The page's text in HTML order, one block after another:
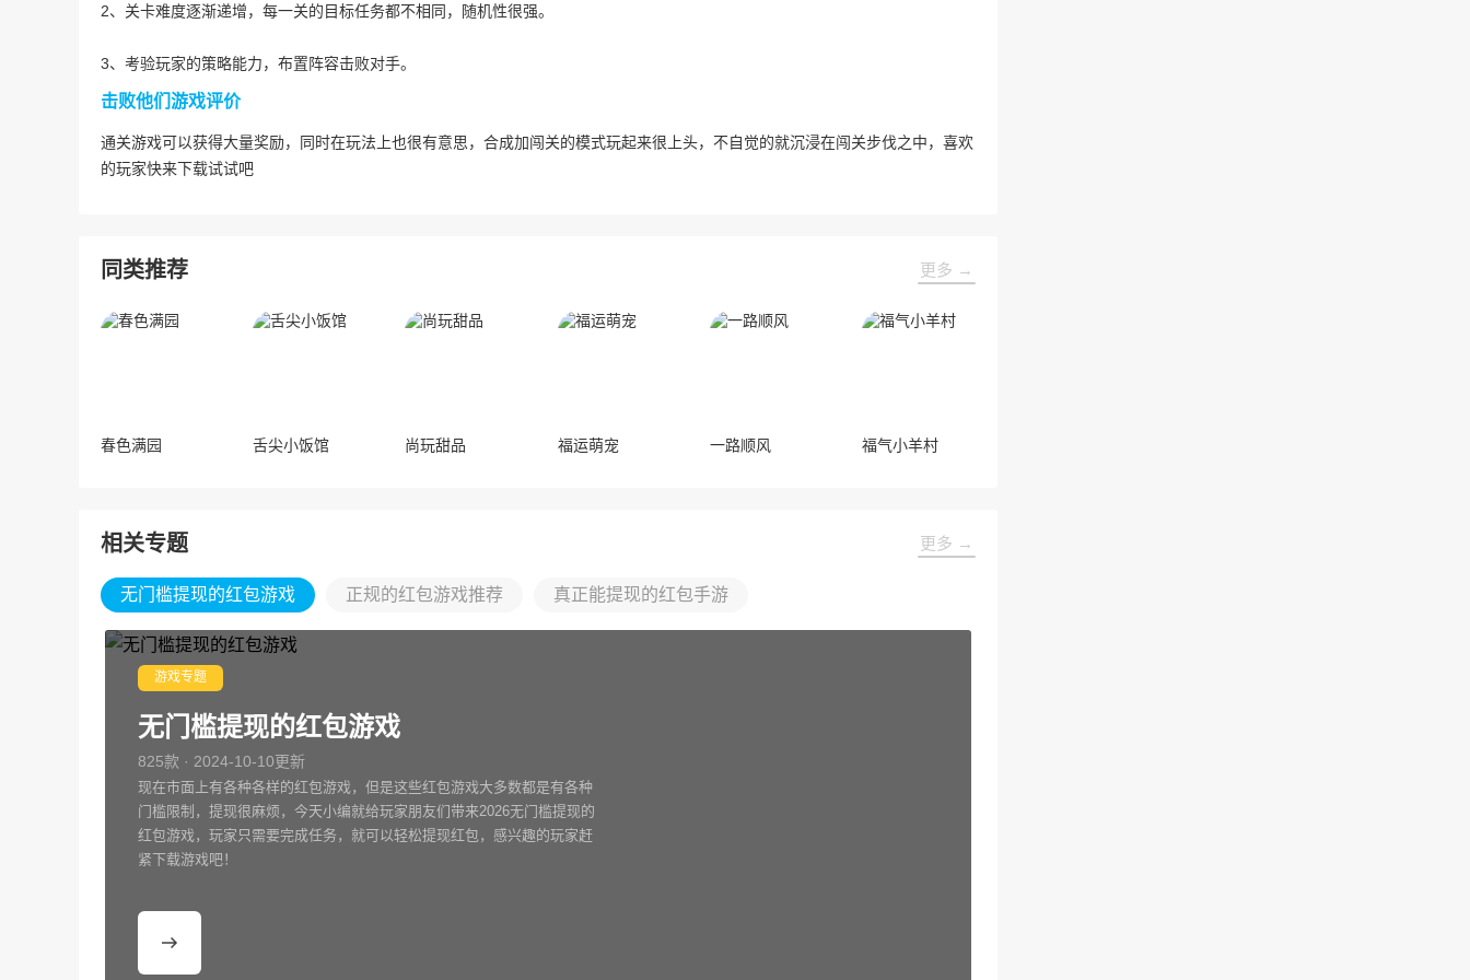
2、关卡难度逐渐递增，每一关的目标任务都不相同，随机性很强。
3、考验玩家的策略能力，布置阵容击败对手。
击败他们游戏评价
通关游戏可以获得大量奖励，同时在玩法上也很有意思，合成加闯关的模式玩起来很上头，不自觉的就沉浸在闯关步伐之中，喜欢
的玩家快来下载试试吧
同类推荐 更多 →
春色满园 舌尖小饭馆 尚玩甜品 福运萌宠 一路顺风 福气小羊村
相关专题 更多 →
无门槛提现的红包游戏 正规的红包游戏推荐 真正能提现的红包手游
游戏专题
无门槛提现的红包游戏
825款 · 2024-10-10更新
现在市面上有各种各样的红包游戏，但是这些红包游戏大多数都是有各种
门槛限制，提现很麻烦，今天小编就给玩家朋友们带来2026无门槛提现的
红包游戏，玩家只需要完成任务，就可以轻松提现红包，感兴趣的玩家赶
紧下载游戏吧！